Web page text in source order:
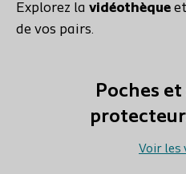
Explorez la vidéothèque
de vos pairs.
Poches
Voir les